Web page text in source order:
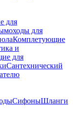
для
для
Комплетующие
и
для
Сантехнический
СифоныШланги